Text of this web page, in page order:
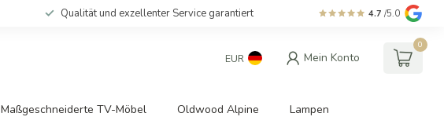
Qualität und exzellenter Service garantiert 4.7 /5.0
EUR Mein Konto
0
Maßgeschneiderte TV-Möbel Oldwood Alpine Lampen